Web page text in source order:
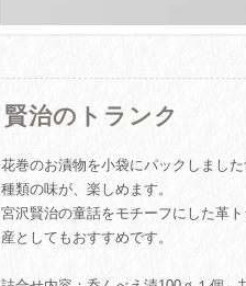
賢治のトランク
花巻のお漬物を小袋にパックしまし
種類の味が、楽しめます。
宮沢賢治の童話をモチーフにした革
産としてもおすすめです。